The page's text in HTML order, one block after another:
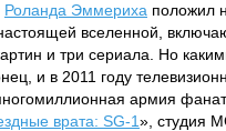
Роланда Эммериха положил
вселенной,
и три сериала. Но
и в 2011 году
армия
врата: SG-1», студия